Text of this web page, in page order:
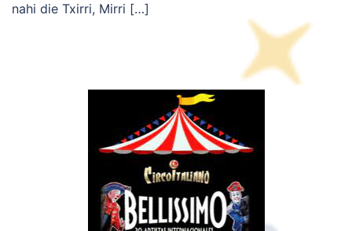
nahi die Txirri, Mirri […]